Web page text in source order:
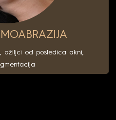
ožiljci od posledica akni,